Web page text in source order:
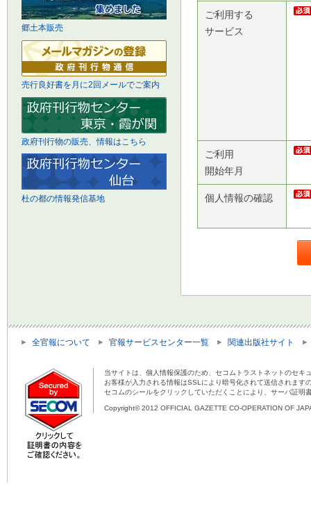
ご利用する
サービス
ご利用
開始年月
個人情報の確認
郷土本販売
売行良好書を月に2回メールでご案内
政府刊行物の販売、情報はこちら
杜の都の情報発信基地
全官報について 官報サービスセンター一覧 関連出版社サイト
当サイトは、個人情報保護のため、セコムトラストネットのセキ
お客様が入力される情報はSSLにより暗号化されて送信されま
セコムのシールをクリックしていただくことにより、サーバ証明
Copyright© 2012 OFFICIAL GAZETTE CO-OPERATION OF